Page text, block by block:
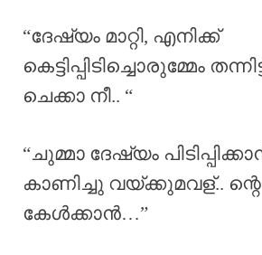
“ദേഷ്യം മാറ്റി, എനിക്ക്
കെട്ടിപ്പിടിച്ചൊരുമ്മേം
ചെക്കാ നീ.. “
“ചുമ്മാ ദേഷ്യം
കാണിച്ചു വയ്ക്കുമവള്..
കേൾക്കാൻ…”